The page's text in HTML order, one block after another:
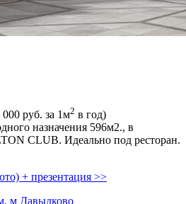
000 руб. за 1м2 в год)
назначения 596м2.,­ в
CLUB. Идеально под ресторан.
+ презентация >>
м Давыдково